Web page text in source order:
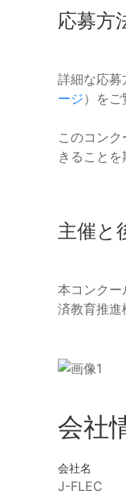
応募方
詳細な応募
ージ）をご
このコン
きること
主催と
本コンクー
済教育推進
会社
会社名
J-FLEC